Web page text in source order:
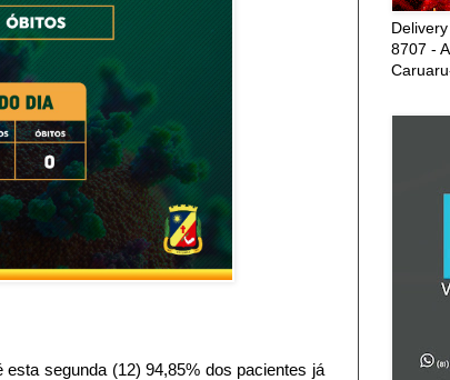
segunda (12) 94,85% dos pacientes já
8707 -